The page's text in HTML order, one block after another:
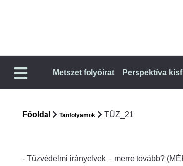
Metszet folyóirat Perspektíva
Főoldal Tanfolyamok TŰZ_21
- Tűzvédelmi irányelvek – merre tovább?